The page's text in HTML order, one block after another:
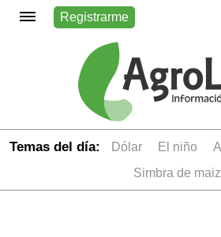
Registrarme
Temas del día: dólar el niño
simbra de maiz